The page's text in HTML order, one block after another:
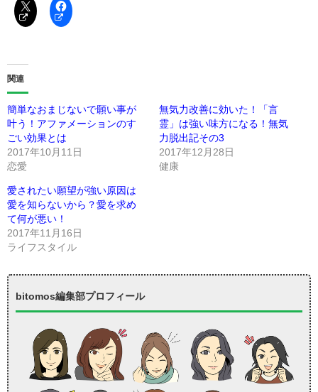
関連
簡単なおまじないで願い事が
叶う！アファメーションのす
ごい効果とは
2017年10月11日
恋愛
無気力改善に効いた！「言
霊」は強い味方になる！無気
力脱出記その3
2017年12月28日
健康
愛されたい願望が強い原因は
愛を知らないから？愛を求め
て何が悪い！
2017年11月16日
ライフスタイル
bitomos編集部プロフィール